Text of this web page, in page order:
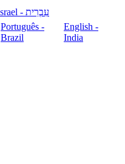
עִבְרִית - Israel
Português -
Brazil
English -
India